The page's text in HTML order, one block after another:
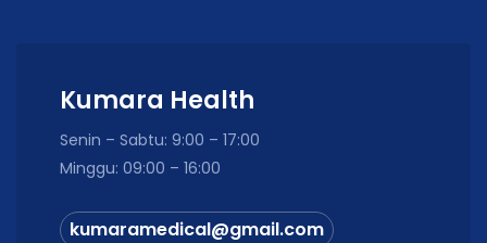
Kumara Health
Senin – Sabtu: 9:00 – 17:00
Minggu: 09:00 – 16:00
kumaramedical@gmail.com